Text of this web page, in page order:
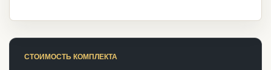
СТОИМОСТЬ КОМПЛЕКТА